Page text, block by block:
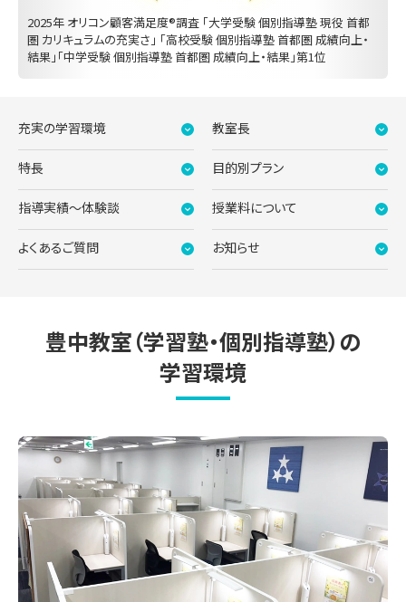
2025年 オリコン顧客満足度®調査 「大学受験 個別指導塾 現役 首都
圏 カリキュラムの充実さ」 「高校受験 個別指導塾 首都圏 成績向上・
結果」「中学受験 個別指導塾 首都圏 成績向上・結果」第1位
充実の学習環境 教室長
特長 目的別プラン
指導実績〜体験談 授業料について
よくあるご質問 お知らせ
豊中教室（学習塾・個別指導塾）の
学習環境